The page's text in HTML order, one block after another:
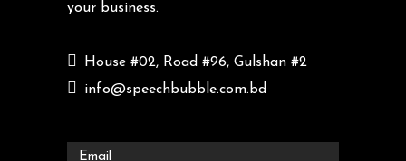
your business.
House #02, Road #96, Gulshan #2
info@speechbubble.com.bd